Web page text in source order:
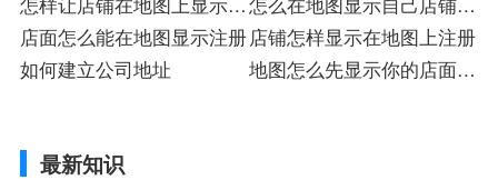
册
册
店面怎么能在地图显示注册店铺怎样显示在地图上注册
如何建立公司地址
地图怎么先显示你的店面注
最新知识